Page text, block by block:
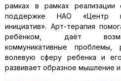
рамках в рамках реализации
поддержке НАО «Центр
инициатив». Арт-терапия
ребёнком, даёт
коммуникативные проблемы,
волевую сферу ребенка и его
развивает образное мышление